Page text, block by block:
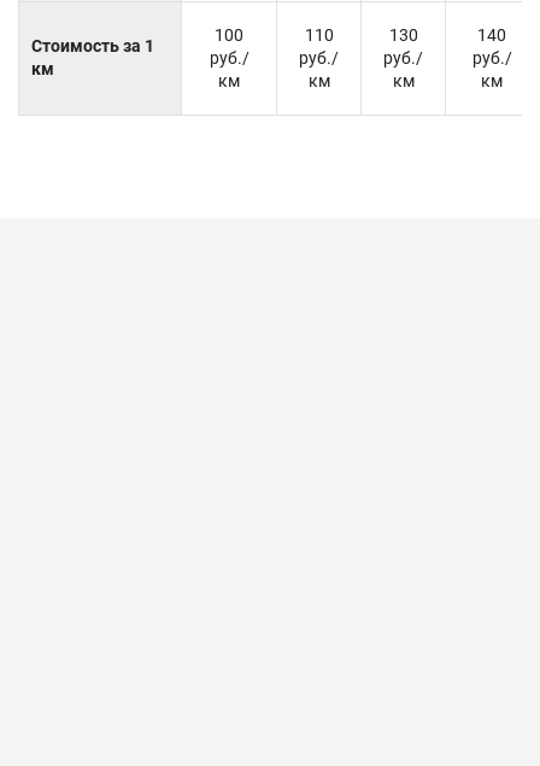
Стоимость за 1
км
100
руб./
км
110
руб./
км
130
руб./
км
140
руб./
км